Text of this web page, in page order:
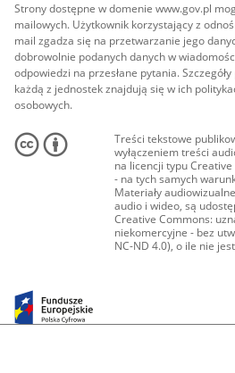
Strony dostępne w domenie www.gov.pl
mailowych. Użytkownik korzystający z
mail zgadza się na przetwarzanie jego
dobrowolnie podanych danych w
odpowiedzi na przesłane pytania.
każdą z jednostek znajdują się w ich
osobowych.
Treści tekstowe
wyłączeniem treści
na licencji typu
- na tych samych
Materiały
audio i wideo, są
Creative Commons:
niekomercyjne - bez
NC-ND 4.0), o ile nie